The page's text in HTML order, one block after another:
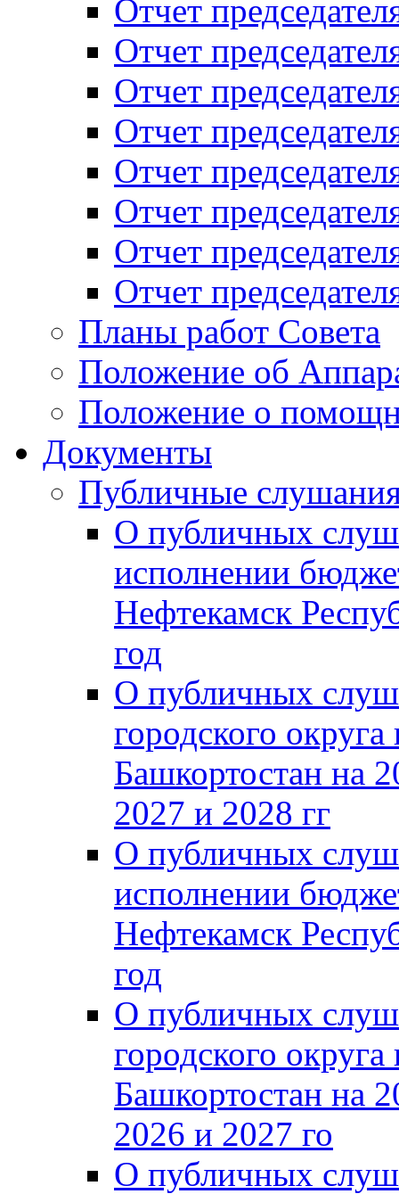
Отчет
Отчет
Отчет
Отчет
Отчет
Отчет
Отчет
Отчет
Планы работ Совета
Положение об
Положение о
Документы
Публичные
О публичных
исполнении
Нефтекамск
год
О публичных
городского
Башкортостан на
2027 и 2028 гг
О публичных
исполнении
Нефтекамск
год
О публичных
городского
Башкортостан на
2026 и 2027 го
О публичных